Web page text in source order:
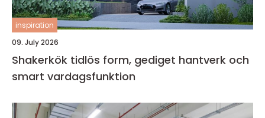
inspiration
09. July 2026
Shakerkök tidlös form, gediget hantverk och
smart vardagsfunktion